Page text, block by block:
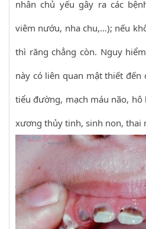
nhân chủ yếu gây ra các
viêm nướu, nha chu,…); nếu
thì răng chẳng còn. Nguy
này có liên quan mật thiết đến
tiểu đường, mạch máu não, hô
xương thủy tinh, sinh non, thai